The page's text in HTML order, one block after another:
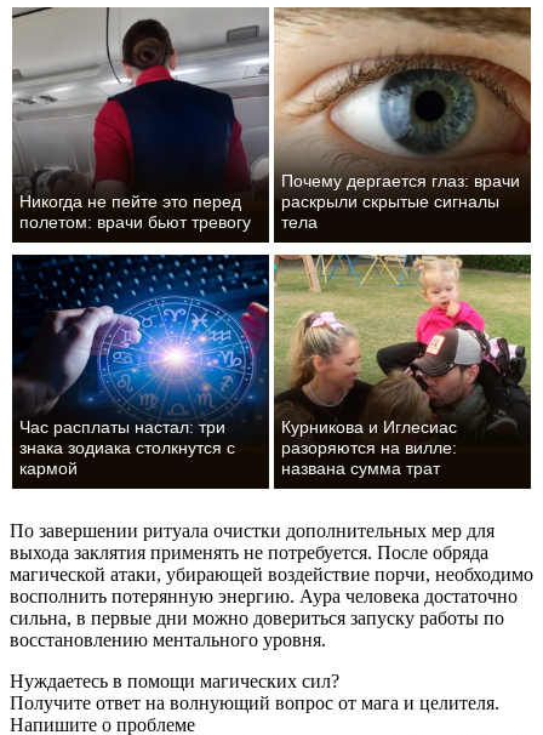
Никогда не пейте это перед
полетом: врачи бьют тревогу
Почему дергается глаз: врачи
раскрыли скрытые сигналы
тела
Час расплаты настал: три
знака зодиака столкнутся с
кармой
Курникова и Иглесиас
разоряются на вилле:
названа сумма трат
По завершении ритуала очистки дополнительных мер для
выхода заклятия применять не потребуется. После обряда
магической атаки, убирающей воздействие порчи, необходимо
восполнить потерянную энергию. Аура человека достаточно
сильна, в первые дни можно довериться запуску работы по
восстановлению ментального уровня.
Нуждаетесь в помощи магических сил?
Получите ответ на волнующий вопрос от мага и целителя.
Напишите о проблеме